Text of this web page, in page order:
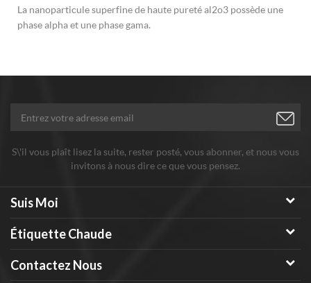
La nanoparticule superfine de haute pureté al2o3 possède une
phase alpha et une phase gama.
S\'il vous plaît lisez la suite, rester posté, vous abonner, et nous vous
invitons à nous dire ce que vous pensez.
Suis Moi
Étiquette Chaude
Contactez Nous